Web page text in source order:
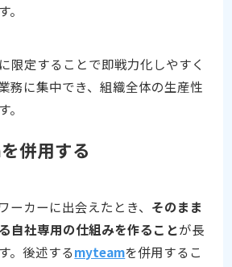
限定することで即戦力化しやすく
務に集中でき、組織全体の生産性
併用する
ーカーに出会えたとき、 そのまま
自社専用の仕組みを作ることが長
。後述するmyteamを併用するこ